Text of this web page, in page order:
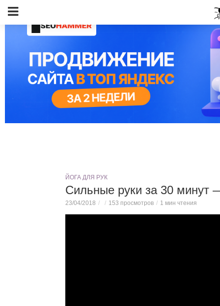
ЙОГА ДЛЯ РУК
Сильные руки за 30 минут
23/04/2018 153 просмотров 1 мин чтения